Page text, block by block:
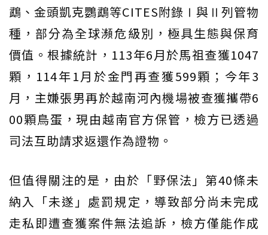
鵡、金頭凱克鸚鵡等CITES附錄Ⅰ與Ⅱ列管物
種，部分為全球瀕危級別，極具生態與保育
價值。根據統計，113年6月於馬祖查獲1047
顆，114年1月於金門再查獲599顆；今年3
月，主嫌張男再於越南河內機場被查獲攜帶6
00顆鳥蛋，現由越南官方保管，檢方已透過
司法互助請求返還作為證物。
但值得關注的是，由於「野保法」第40條未
納入「未遂」處罰規定，導致部分尚未完成
走私即遭查獲案件無法追訴，檢方僅能作成